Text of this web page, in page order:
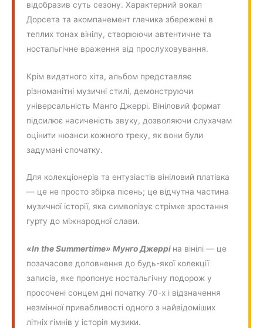
відобразив суть сезону. Характерний вокал
Дорсета та акомпанемент глечика збережені в
теплих тонах вінілу, створюючи автентичне та
ностальгічне враження від прослуховування.
Крім видатного хіта, альбом представляє
різноманітні музичні стилі, демонструючи
універсальність Манго Джеррі. Вініловий формат
підсилює насиченість звуку, дозволяючи слухачам
оцінити нюанси кожного треку, як вони були
задумані спочатку.
Для колекціонерів та ентузіастів вініловий платівка
— це не просто збірка пісень; це відчутна частина
музичної історії, яка символізує стрімке зростання
гурту до міжнародної слави.
«In the Summertime» Мунго Джеррі на вінілі — це
позачасове доповнення до будь-якої колекції
записів, яке пропонує ностальгічну подорож у
просочені сонцем дні початку 70-х і відзначення
незмінної привабливості одного з найвідоміших
літніх гімнів у історія музики.